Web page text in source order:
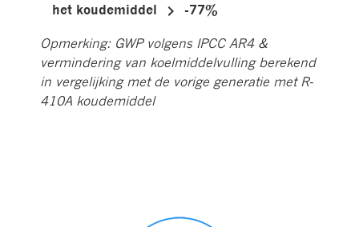
het koudemiddel
keyboard_arrow_right -77%
Opmerking: GWP volgens IPCC AR4 &
vermindering van koelmiddelvulling berekend
in vergelijking met de vorige generatie met R-
410A koudemiddel